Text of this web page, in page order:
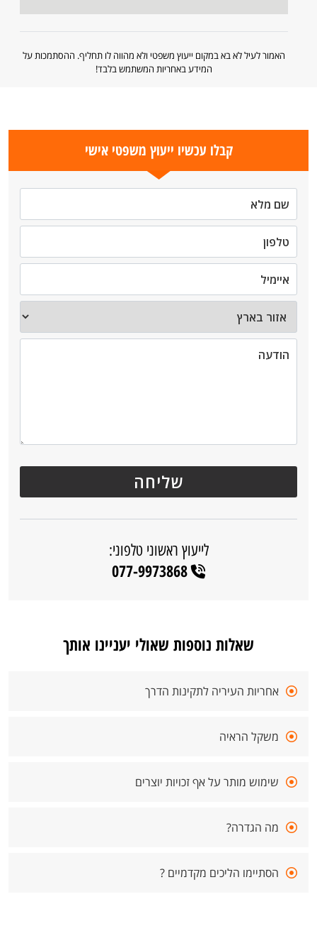
האמור לעיל לא בא במקום ייעוץ משפטי ולא מהווה לו תחליף. ההסתמכות על
המידע באחריות המשתמש בלבד!
קבלו עכשיו ייעוץ משפטי אישי
לייעוץ ראשוני טלפוני:
077-9973868
שאלות נוספות שאולי יעניינו אותך
אחריות העיריה לתקינות הדרך
משקל הראיה
שימוש מותר על אף זכויות יוצרים
מה הגדרה?
הסתיימו הליכים מקדמיים ?